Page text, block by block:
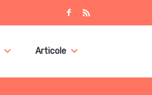
Articole